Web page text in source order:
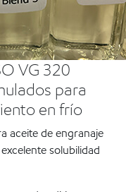
VG 320
para
en frío
aceite de engranaje
solubilidad